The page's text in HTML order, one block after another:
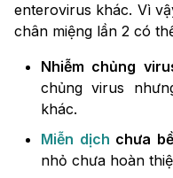
enterovirus khác. Vì
chân miệng lần 2 có
Nhiễm chủng
chủng virus
khác.
Miễn dịch chưa
nhỏ chưa hoàn